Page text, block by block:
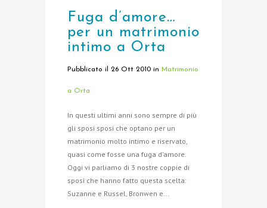
Fuga d’amore…
per un matrimonio
intimo a Orta
Pubblicato il 26 Ott 2010 in Matrimonio
a Orta
In questi ultimi anni sono sempre di più
gli sposi sposi che optano per un
matrimonio molto intimo e riservato,
quasi come fosse una fuga d'amore.
Oggi vi parliamo di 3 nostre coppie di
sposi che hanno fatto questa scelta:
Suzanne e Russel, Bronwen e...